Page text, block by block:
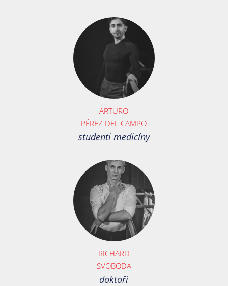
ARTURO
PÉREZ DEL CAMPO
studenti medicíny
RICHARD
SVOBODA
doktoři